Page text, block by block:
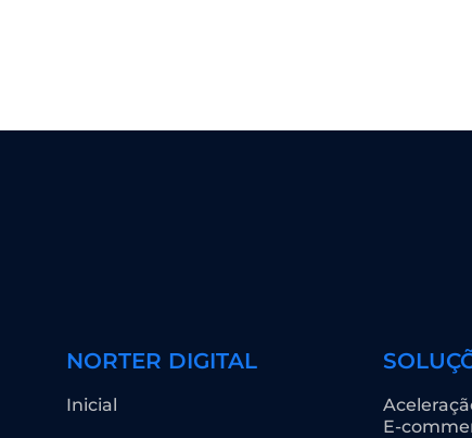
NORTER DIGITAL
Inicial
E-